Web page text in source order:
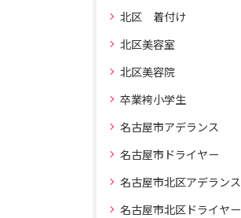
北区 着付け
北区美容室
北区美容院
卒業袴小学生
名古屋市アデランス
名古屋市ドライヤー
名古屋市北区アデランス
名古屋市北区ドライヤー